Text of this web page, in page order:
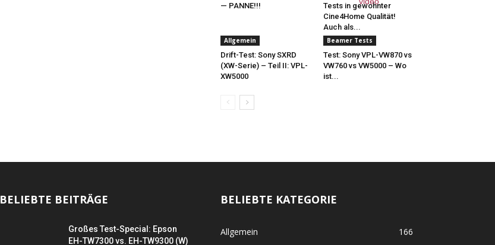
— PANNE!!!
Tests in gewohnter
Cine4Home Qualität!
Auch als...
Allgemein
Drift-Test: Sony SXRD
(XW-Serie) – Teil II: VPL-
XW5000
Beamer Tests
Test: Sony VPL-VW870 vs
VW760 vs VW5000 – Wo
ist...
BELIEBTE BEITRÄGE
Großes Test-Special: Epson
EH-TW7300 vs. EH-TW9300 (W)
BELIEBTE KATEGORIE
Allgemein
166